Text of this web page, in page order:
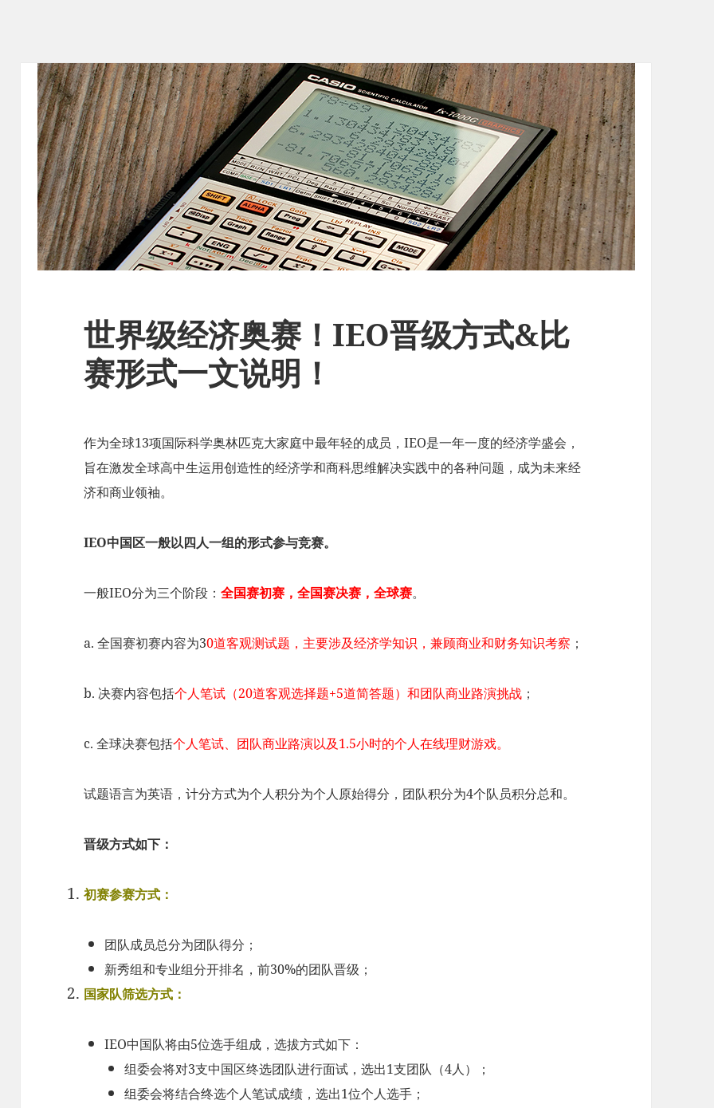
世界级经济奥赛！IEO晋级方式&比
赛形式一文说明！
作为全球13项国际科学奥林匹克大家庭中最年轻的成员，IEO是一年一度的经济学盛会，
旨在激发全球高中生运用创造性的经济学和商科思维解决实践中的各种问题，成为未来经
济和商业领袖。
IEO中国区一般以四人一组的形式参与竞赛。
一般IEO分为三个阶段：全国赛初赛，全国赛决赛，全球赛。
a. 全国赛初赛内容为30道客观测试题，主要涉及经济学知识，兼顾商业和财务知识考察 ；
b. 决赛内容包括个人笔试（20道客观选择题+5道简答题）和团队商业路演挑战 ；
c. 全球决赛包括个人笔试、团队商业路演以及1.5小时的个人在线理财游戏。
试题语言为英语，计分方式为个人积分为个人原始得分，团队积分为4个队员积分总和。
晋级方式如下：
初赛参赛方式：
团队成员总分为团队得分；
新秀组和专业组分开排名，前30%的团队晋级；
国家队筛选方式：
IEO中国队将由5位选手组成，选拔方式如下：
组委会将对3支中国区终选团队进行面试，选出1支团队（4人）；
组委会将结合终选个人笔试成绩，选出1位个人选手；